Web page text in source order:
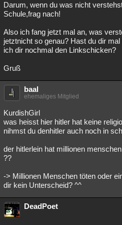
Darum, wenn du was nicht
Schule,frag nach!
Also ich fang jetzt mal an, was
jetztnicht so genau? Hast du dir
ich dir nochmal den Linkschicken?
Gruß
baal
ehemaliges Mitglied
KurdishGirl
was heisst hier hitler hat keine
nihmst du denhitler auch noch in
der hitlerlein hat millionen
??
-> Millionen Menschen töten oder
dir kein Unterscheid? ^^
DeadPoet